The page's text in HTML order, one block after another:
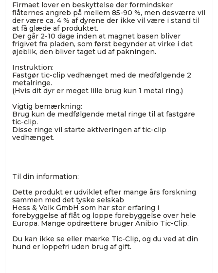
Firmaet lover en beskyttelse der formindsker
flåternes angreb på mellem 85-90 %, men desværre vil
der være ca. 4 % af dyrene der ikke vil være i stand til
at få glæde af produktet.
Der går 2-10 dage inden at magnet basen bliver
frigivet fra pladen, som først begynder at virke i det
øjeblik, den bliver taget ud af pakningen.
Instruktion:
Fastgør tic-clip vedhænget med de medfølgende 2
metalringe.
(Hvis dit dyr er meget lille brug kun 1 metal ring.)
Vigtig bemærkning:
Brug kun de medfølgende metal ringe til at fastgøre
tic-clip.
Disse ringe vil starte aktiveringen af tic-clip
vedhænget.
Til din information:
Dette produkt er udviklet efter mange års forskning
sammen med det tyske selskab
Hess & Volk GmbH som har stor erfaring i
forebyggelse af flåt og loppe forebyggelse over hele
Europa. Mange opdrættere bruger Anibio Tic-Clip.
Du kan ikke se eller mærke Tic-Clip, og du ved at din
hund er loppefri uden brug af gift.